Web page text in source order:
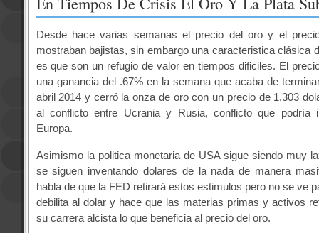
Desde hace varias semanas el precio del oro y el
mostraban bajistas, sin embargo una caracteristica clásica
es que son un refugio de valor en tiempos dificiles. El
una ganancia del .67% en la semana que acaba de
abril 2014 y cerró la onza de oro con un precio de 1,303
al conflicto entre Ucrania y Rusia, conflicto que podría
Europa.
Asimismo la politica monetaria de USA sigue siendo muy
se siguen inventando dolares de la nada de manera
habla de que la FED retirará estos estimulos pero no se ve
debilita al dolar y hace que las materias primas y activos
su carrera alcista lo que beneficia al precio del oro.